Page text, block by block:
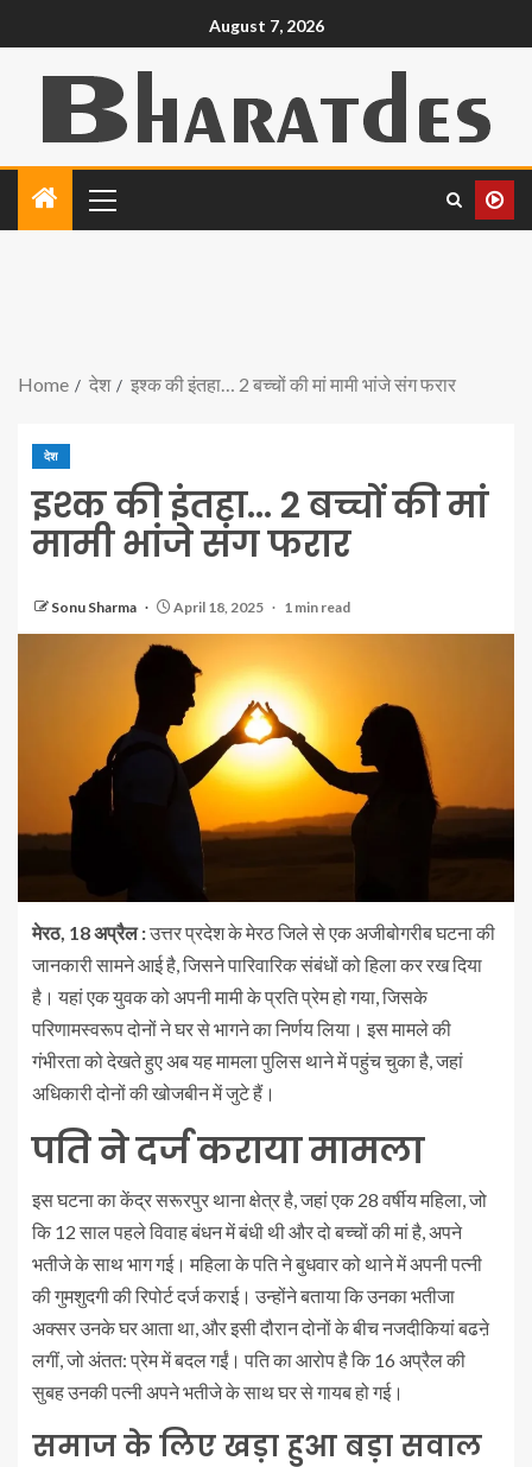
August 7, 2026
Home देश इश्क की इंतहा… 2 बच्चों की मां मामी भांजे संग फरार
देश
इश्क की इंतहा… 2 बच्चों की मां
मामी भांजे संग फरार
Sonu Sharma April 18, 2025 1 min read
मेरठ, 18 अप्रैल :उत्तर प्रदेश के मेरठ जिले से एक अजीबोगरीब घटना की
जानकारी सामने आई है, जिसने पारिवारिक संबंधों को हिला कर रख दिया
है। यहां एक युवक को अपनी मामी के प्रति प्रेम हो गया, जिसके
परिणामस्वरूप दोनों ने घर से भागने का निर्णय लिया। इस मामले की
गंभीरता को देखते हुए अब यह मामला पुलिस थाने में पहुंच चुका है, जहां
अधिकारी दोनों की खोजबीन में जुटे हैं।
पति ने दर्ज कराया मामला
इस घटना का केंद्र सरूरपुर थाना क्षेत्र है, जहां एक 28 वर्षीय महिला, जो
कि 12 साल पहले विवाह बंधन में बंधी थी और दो बच्चों की मां है, अपने
भतीजे के साथ भाग गई। महिला के पति ने बुधवार को थाने में अपनी पत्नी
की गुमशुदगी की रिपोर्ट दर्ज कराई। उन्होंने बताया कि उनका भतीजा
अक्सर उनके घर आता था, और इसी दौरान दोनों के बीच नजदीकियां बढऩे
लगीं, जो अंतत: प्रेम में बदल गईं। पति का आरोप है कि 16 अप्रैल की
सुबह उनकी पत्नी अपने भतीजे के साथ घर से गायब हो गई।
समाज के लिए खड़ा हुआ बड़ा सवाल